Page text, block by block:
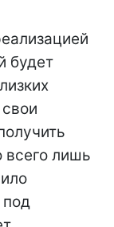
будет
лишь
под